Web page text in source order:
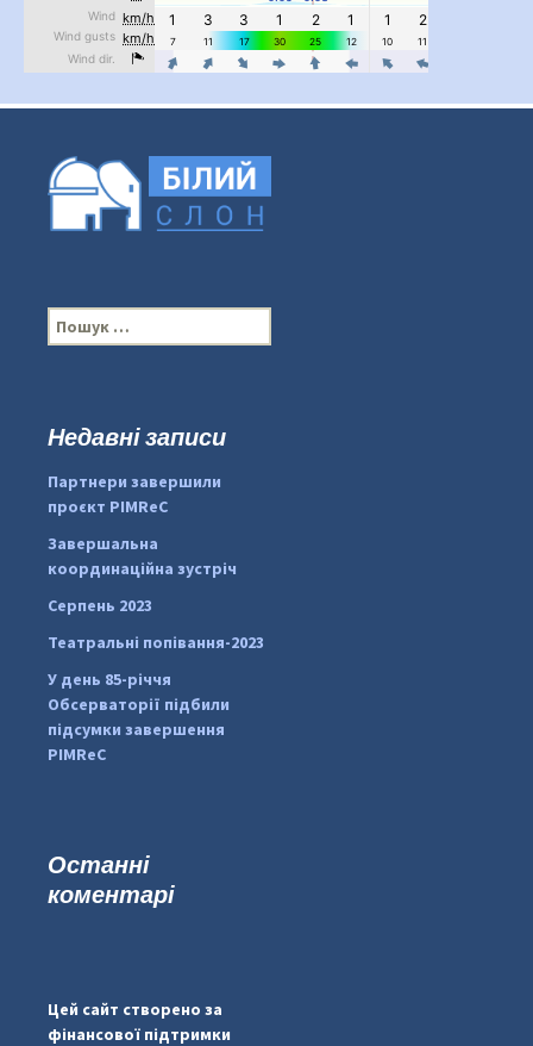
pimrec_project
П
о
:Недавні записи
Партнери завершили
проєкт PIMReC
Завершальна
координаційна зустріч
Серпень 2023
Театральні попівання-2023
У день 85-річчя
Обсерваторії підбили
підсумки завершення
PIMReC
Останні
коментарі
Цей сайт створено за
фінансової підтримки